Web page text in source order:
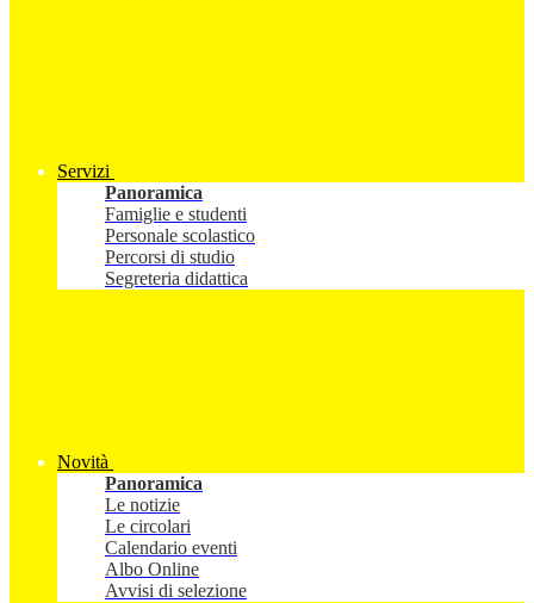
Servizi
Panoramica
Famiglie e studenti
Personale scolastico
Percorsi di studio
Segreteria didattica
Novità
Panoramica
Le notizie
Le circolari
Calendario eventi
Albo Online
Avvisi di selezione